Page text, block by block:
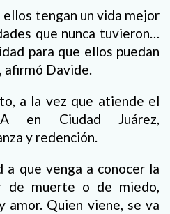
tengan un vida mejor
que nunca tuvieron…
para que ellos puedan
afirmó Davide.
a la vez que atiende el
en Ciudad Juárez,
y redención.
a que venga a conocer la
de muerte o de miedo,
amor. Quien viene, se va